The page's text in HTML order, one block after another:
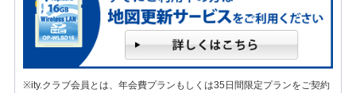
※ity.クラブ会員とは、年会費プランもしくは35日間限定プランをご契約